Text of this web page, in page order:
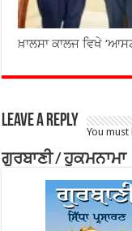
ਖ਼ਾਲਸਾ ਕਾਲਜ ਵਿਖੇ
Leave a Reply
You must
ਗੁਰਬਾਣੀ / ਹੁਕਮਨਾਮਾ